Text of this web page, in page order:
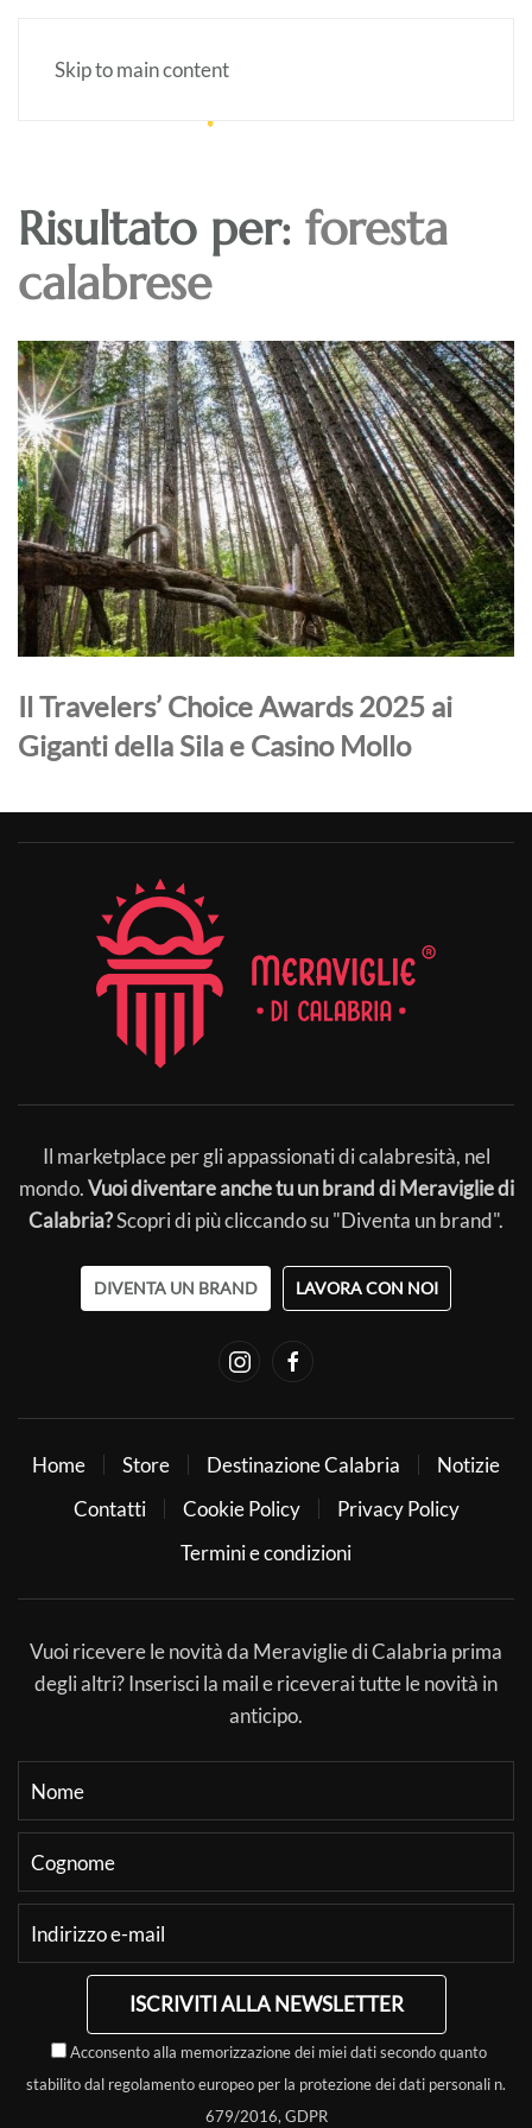
Skip to main content
Risultato per: foresta
calabrese
Il Travelers’ Choice Awards 2025 ai
Giganti della Sila e Casino Mollo
Il marketplace per gli appassionati di calabresità, nel
mondo.Vuoi diventare anche tu un brand di Meraviglie di
Calabria?Scopri di più cliccando su "Diventa un brand".
DIVENTA UN BRAND LAVORA CON NOI
Home Store Destinazione Calabria
Notizie
Contatti
Cookie Policy
Privacy Policy
Termini e condizioni
Vuoi ricevere le novità da Meraviglie di Calabria prima
degli altri? Inserisci la mail e riceverai tutte le novità in
anticipo.
ISCRIVITI ALLA NEWSLETTER
Acconsento alla memorizzazione dei miei dati secondo quanto
stabilito dal regolamento europeo per la protezione dei dati personali n.
679/2016, GDPR